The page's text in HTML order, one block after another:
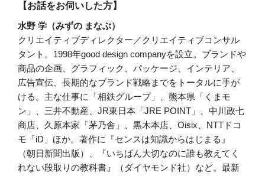
【お話をお伺いした方】
水野 学（みずの まなぶ）
クリエイティブディレクター／クリエイティブコンサル
タント。1998年good design companyを設立。ブランドや
商品の企画、グラフィック、パッケージ、インテリア、
広告宣伝、長期的なブランド戦略までをトータルに手が
ける。主な仕事に「相鉄グループ」、熊本県「くまモ
ン」、三井不動産、JR東日本「JRE POINT」、中川政七
商店、久原本家「茅乃舎」、黒木本店、Oisix、NTTドコ
モ「iD」ほか。著作に『センスは知識からはじまる』
（朝日新聞出版）、『いちばん大切なのに誰も教えてく
れない段取りの教科書』（ダイヤモンド社）など。最新